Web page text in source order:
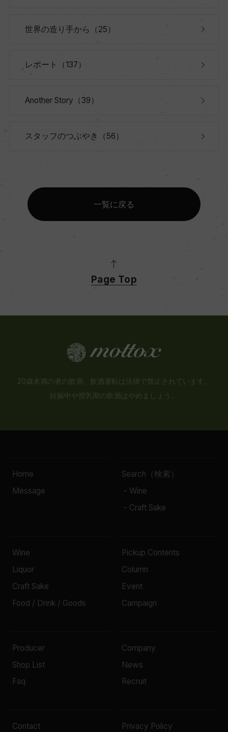
世界の造り手から（25）
レポート（137）
Another Story（39）
スタッフのつぶやき（56）
一覧に戻る
Page Top
20歳未満の者の飲酒、飲酒運転は法律で禁止されています。
妊娠中や授乳期の飲酒はやめましょう。
Home
Message
Search（検索）
- Wine
- Craft Sake
Wine
Liquor
Craft Sake
Food / Drink / Goods
Pickup Contents
Column
Event
Campaign
Producer
Shop List
Faq
Company
News
Recruit
Contact Privacy Policy